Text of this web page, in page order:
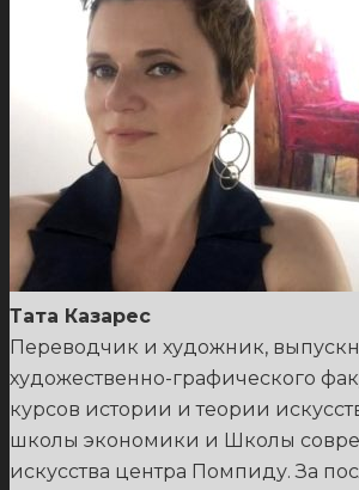
Тата Казарес
Переводчик и художник,
художественно-графического
курсов истории и теории
школы экономики и Школы
искусства центра Помпиду. За